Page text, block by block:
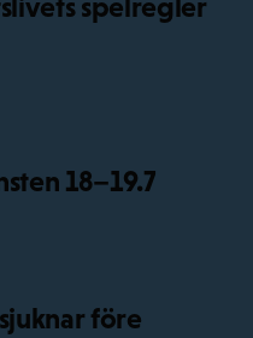
spelregler
18–19.7
före